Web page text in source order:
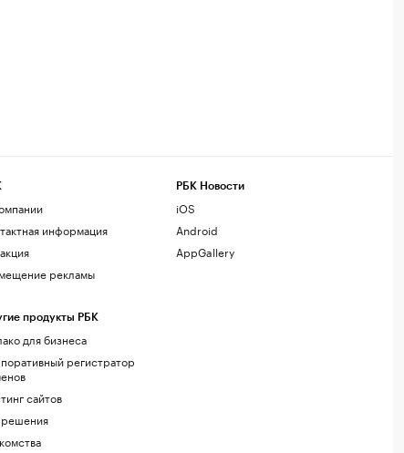
информация
рекламы
продукты РБК
для бизнеса
регистратор
сайтов
РБК Новости
iOS
Android
AppGallery